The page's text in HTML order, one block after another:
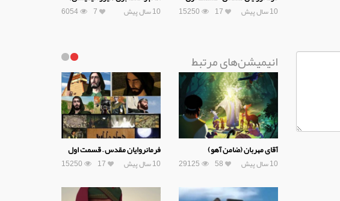
10 سال پیش 15250 17 10 سال پیش 6054 7
انیمیشن‌های مرتبط
آقای مهربان (ضامن آهو)
10 سال پیش 29125 58
فرمانروایان مقدس – قسمت اول
10 سال پیش 15250 17